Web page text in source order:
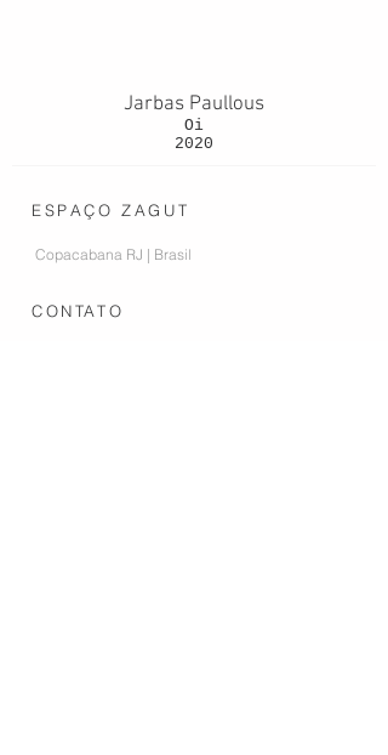
Jarbas Paullous
Oi
2020
ESPAÇO ZAGUT
Copacabana RJ | Brasil
CONTATO